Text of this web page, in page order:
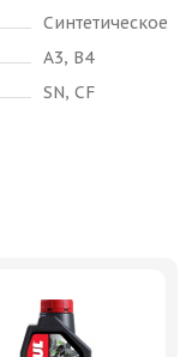
Синтетическое
A3, B4
SN, CF